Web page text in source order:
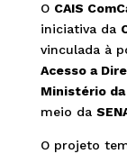
O CAIS
iniciativa da
vinculada à
Acesso a
Ministério
meio da
O projeto